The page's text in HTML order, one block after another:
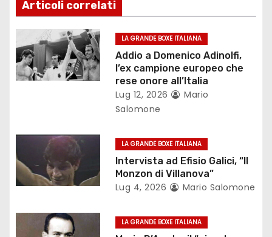
i
o
n
t
Articoli correlati
LA GRANDE BOXE ITALIANA
Addio a Domenico Adinolfi,
l’ex campione europeo che
rese onore all’Italia
Lug 12, 2026
Mario
Salomone
LA GRANDE BOXE ITALIANA
Intervista ad Efisio Galici, “Il
Monzon di Villanova”
Lug 4, 2026 Mario Salomone
LA GRANDE BOXE ITALIANA